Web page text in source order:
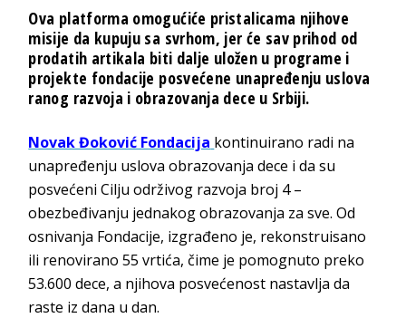
Ova platforma omogućiće pristalicama njihove
misije da kupuju sa svrhom, jer će sav prihod od
prodatih artikala biti dalje uložen u programe i
projekte fondacije posvećene unapređenju uslova
ranog razvoja i obrazovanja dece u Srbiji.
Novak Đoković Fondacija kontinuirano radi na
unapređenju uslova obrazovanja dece i da su
posvećeni Cilju održivog razvoja broj 4 –
obezbeđivanju jednakog obrazovanja za sve. Od
osnivanja Fondacije, izgrađeno je, rekonstruisano
ili renovirano 55 vrtića, čime je pomognuto preko
53.600 dece, a njihova posvećenost nastavlja da
raste iz dana u dan.